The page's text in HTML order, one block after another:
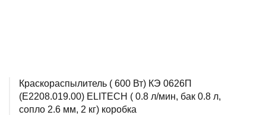
Краскораспылитель ( 600 Вт) КЭ 0626П
(E2208.019.00) ELITECH ( 0.8 л/мин, бак 0.8 л,
сопло 2.6 мм, 2 кг) коробка